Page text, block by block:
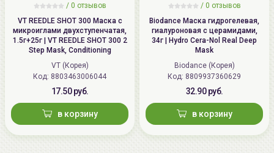
/ 0 отзывов
VT REEDLE SHOT 300 Маска с
микроиглами двухступенчатая,
1.5г+25г | VT REEDLE SHOT 300 2
Step Mask, Conditioning
VT (Корея)
Код: 8803463006044
17.50 руб.
в корзину
/ 0 отзывов
Biodance Маска гидрогелевая,
гиалуроновая с церамидами,
34г | Hydro Cera-Nol Real Deep
Mask
Biodance (Корея)
Код: 8809937360629
32.90 руб.
в корзину